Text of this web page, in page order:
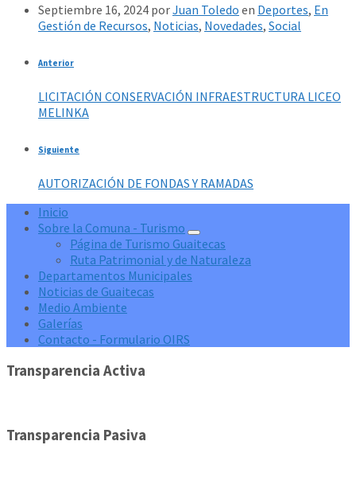
Septiembre 16, 2024 porJuan Toledo en Deportes, En
Gestión de Recursos, Noticias, Novedades, Social
Anterior
LICITACIÓN CONSERVACIÓN INFRAESTRUCTURA LICEO
MELINKA
Siguiente
AUTORIZACIÓN DE FONDAS Y RAMADAS
Inicio
Sobre la Comuna - Turismo
Página de Turismo Guaitecas
Ruta Patrimonial y de Naturaleza
Departamentos Municipales
Noticias de Guaitecas
Medio Ambiente
Galerías
Contacto - Formulario OIRS
Transparencia Activa
Transparencia Pasiva